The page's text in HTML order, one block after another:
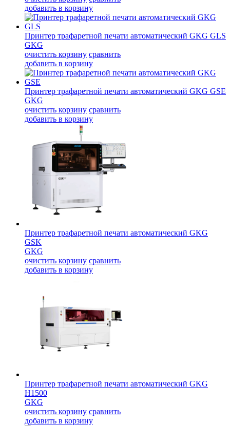
добавить в корзину
Принтер трафаретной печати автоматический GKG GLS
GKG
очистить корзину сравнить
добавить в корзину
Принтер трафаретной печати автоматический GKG GSE
GKG
очистить корзину сравнить
добавить в корзину
Принтер трафаретной печати автоматический GKG
GSK
GKG
очистить корзину сравнить
добавить в корзину
Принтер трафаретной печати автоматический GKG
H1500
GKG
очистить корзину сравнить
добавить в корзину